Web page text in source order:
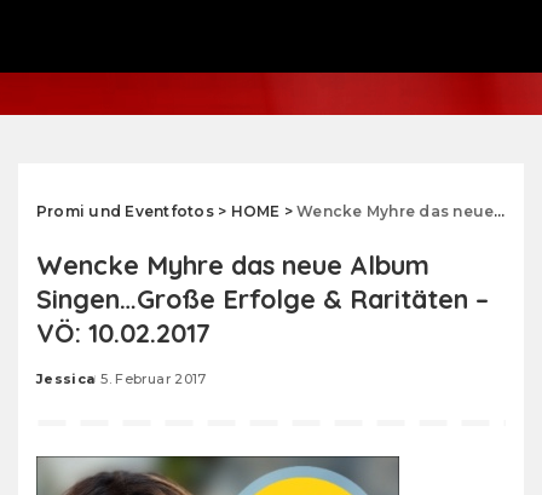
Promi und Eventfotos> HOME >Wencke Myhre das neue Album Singen…Große Erfolge & Raritäten – VÖ: 10.02.2017
Wencke Myhre das neue Album
Singen…Große Erfolge & Raritäten –
VÖ: 10.02.2017
Posted
Jessica 5. Februar 2017